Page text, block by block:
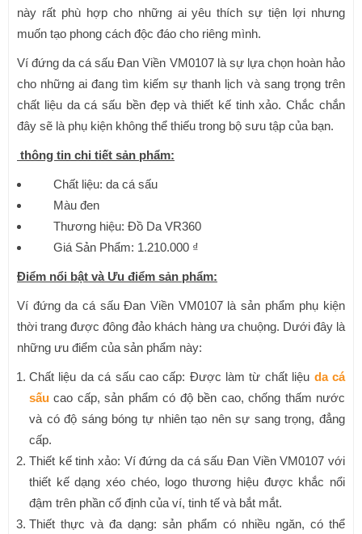
này rất phù hợp cho những ai yêu thích sự tiện lợi nhưng
muốn tạo phong cách độc đáo cho riêng mình.
Ví đứng da cá sấu Đan Viền VM0107 là sự lựa chọn hoàn hảo
cho những ai đang tìm kiếm sự thanh lịch và sang trọng trên
chất liệu da cá sấu bền đẹp và thiết kế tinh xảo. Chắc chắn
đây sẽ là phụ kiện không thể thiếu trong bộ sưu tập của bạn.
thông tin chi tiết sản phẩm:
Chất liệu: da cá sấu
Màu đen
Thương hiệu: Đồ Da VR360
Giá Sản Phẩm: 1.210.000 ₫
Điểm nổi bật và Ưu điểm sản phẩm:
Ví đứng da cá sấu Đan Viền VM0107 là sản phẩm phụ kiện
thời trang được đông đảo khách hàng ưa chuộng. Dưới đây là
những ưu điểm của sản phẩm này:
Chất liệu da cá sấu cao cấp: Được làm từ chất liệu da cá
sấu cao cấp, sản phẩm có độ bền cao, chống thấm nước
và có độ sáng bóng tự nhiên tạo nên sự sang trọng, đẳng
cấp.
Thiết kế tinh xảo: Ví đứng da cá sấu Đan Viền VM0107 với
thiết kế dạng xéo chéo, logo thương hiệu được khắc nổi
đậm trên phần cố định của ví, tinh tế và bắt mắt.
Thiết thực và đa dạng: sản phẩm có nhiều ngăn, có thể